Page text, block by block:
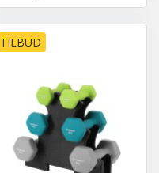
TILBUD